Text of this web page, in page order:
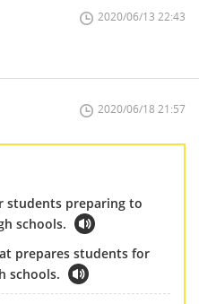
2020/06/13 22:43
2020/06/18 21:57
students preparing to
schools.
prepares students for
schools.